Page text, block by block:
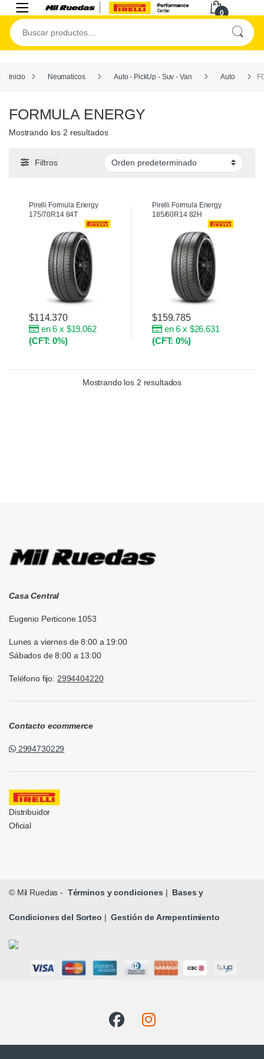
0
Inicio Neumaticos Auto - PickUp - Suv - Van Auto
FORMULA ENERGY
Mostrando los 2 resultados
Filtros
Pirelli Formula Energy
175/70R14 84T
$114.370
en 6 x $19.062
(CFT: 0%)
Pirelli Formula Energy
185/60R14 82H
$159.785
en 6 x $26.631
(CFT: 0%)
Mostrando los 2 resultados
Casa Central
Eugenio Perticone 1053
Lunes a viernes de 8:00 a 19:00
Sábados de 8:00 a 13:00
Teléfono fijo: 2994404220
Contacto ecommerce
2994730229
Distribuidor
Oficial
© Mil Ruedas - Términos y condiciones | Bases y
Condiciones del Sorteo | Gestión de Arrepentimiento